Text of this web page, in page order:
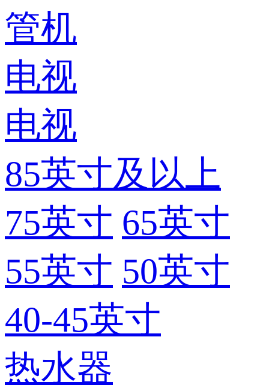
管机
电视
电视
85英寸及以上
75英寸 65英寸
55英寸 50英寸
40-45英寸
热水器